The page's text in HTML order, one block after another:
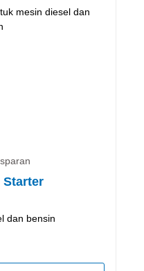
Starter
dan bensin